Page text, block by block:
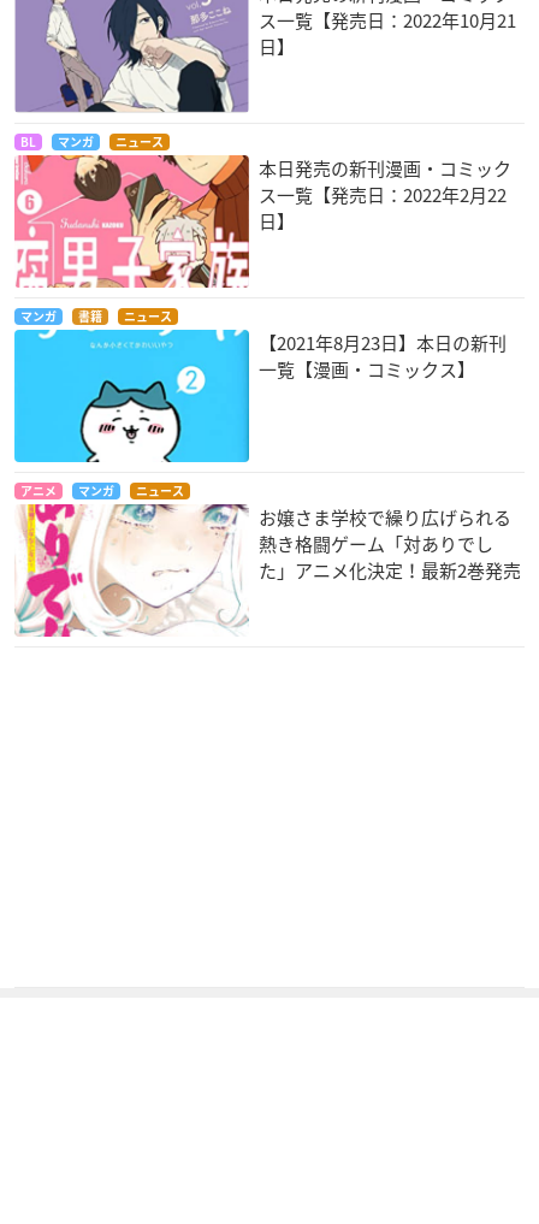
ス一覧【発売日：2022年10月21
日】
BL マンガ ニュース
本日発売の新刊漫画・コミック
ス一覧【発売日：2022年2月22
日】
マンガ 書籍 ニュース
【2021年8月23日】本日の新刊
一覧【漫画・コミックス】
アニメ マンガ ニュース
お嬢さま学校で繰り広げられる
熱き格闘ゲーム「対ありでし
た」アニメ化決定！最新2巻発売